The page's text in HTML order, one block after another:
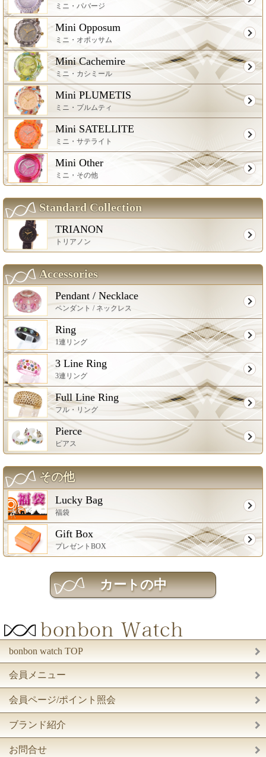
ミニ・パバージ
Mini Opposum
ミニ・オポッサム
Mini Cachemire
ミニ・カシミール
Mini PLUMETIS
ミニ・プルムティ
Mini SATELLITE
ミニ・サテライト
Mini Other
ミニ・その他
Standard Collection
TRIANON
トリアノン
Accessories
Pendant / Necklace
ペンダント / ネックレス
Ring
1連リング
3 Line Ring
3連リング
Full Line Ring
フル・リング
Pierce
ピアス
その他
Lucky Bag
福袋
Gift Box
プレゼントBOX
bonbon watch TOP
会員メニュー
会員ページ/ポイント照会
ブランド紹介
お問合せ